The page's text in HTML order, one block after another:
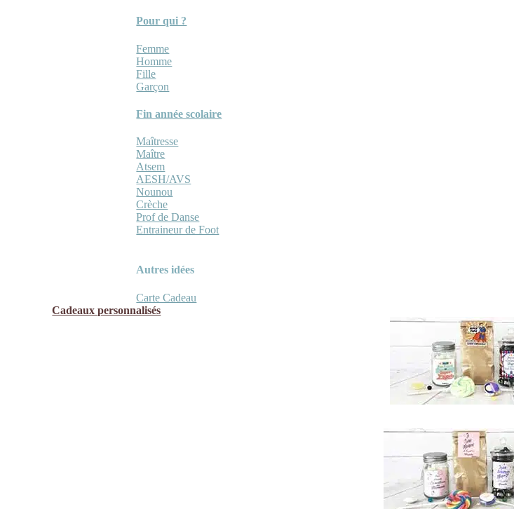
Pour qui ?
Femme
Homme
Fille
Garçon
Fin année scolaire
Maîtresse
Maître
Atsem
AESH/AVS
Nounou
Crèche
Prof de Danse
Entraineur de Foot
Autres idées
Carte Cadeau
Cadeaux personnalisés